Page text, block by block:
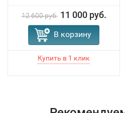
12 600 руб. 11 000 руб.
В корзину